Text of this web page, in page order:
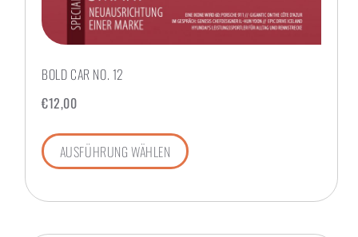
BOLD CAR NO. 12
€12,00
AUSFÜHRUNG WÄHLEN